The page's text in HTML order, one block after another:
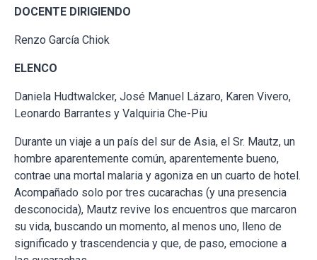
DOCENTE DIRIGIENDO
Renzo García Chiok
ELENCO
Daniela Hudtwalcker, José Manuel Lázaro, ⁠Karen Vivero,
Leonardo Barrantes y Valquiria Che-Piu
Durante un viaje a un país del sur de Asia, el Sr. Mautz, un
hombre aparentemente común, aparentemente bueno,
contrae una mortal malaria y agoniza en un cuarto de hotel.
Acompañado solo por tres cucarachas (y una presencia
desconocida), Mautz revive los encuentros que marcaron
su vida, buscando un momento, al menos uno, lleno de
significado y trascendencia y que, de paso, emocione a